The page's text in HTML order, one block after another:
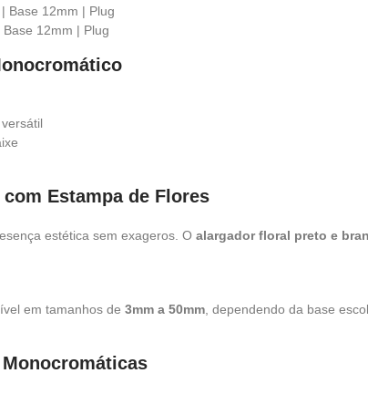
Base 12mm | Plug
12mm | Plug
Estampa de Flores
estética sem exageros. O alargador floral preto e
em tamanhos de 3mm a 50mm , dependendo da base